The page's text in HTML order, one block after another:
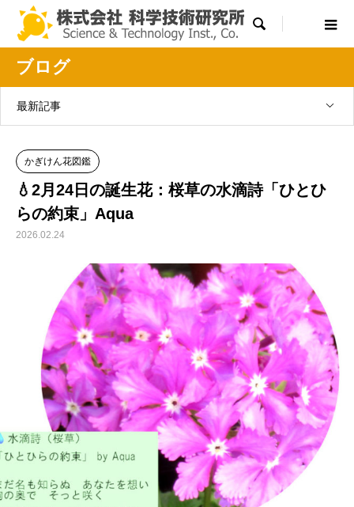

ブログ
最新記事
かぎけん花図鑑
💧2月24日の誕生花：桜草の水滴詩「ひとひ
らの約束」Aqua
2026.02.24